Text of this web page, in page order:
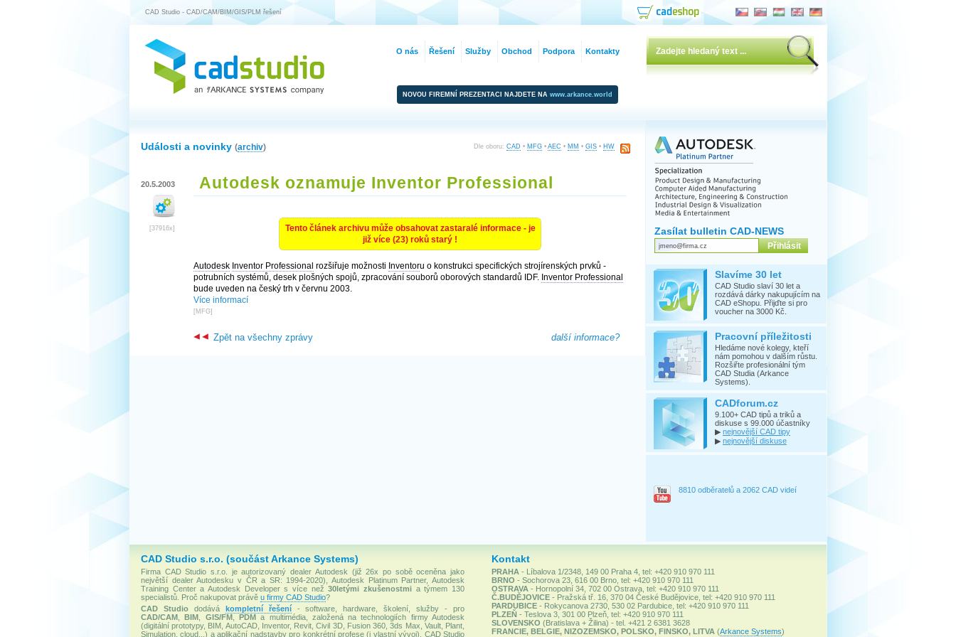
CAD Studio - CAD/CAM/BIM/GIS/PLM řešení
NOVOU FIREMNÍ PREZENTACI NAJDETE NA www.arkance.world
Dle oboru: CAD • MFG • AEC • MM • GIS • HW
Události a novinky (archiv)
20.5.2003
[37916x]
Autodesk oznamuje Inventor Professional
Tento článek archivu může obsahovat zastaralé informace - je
již více (23) roků starý !
Autodesk Inventor Professional rozšiřuje možnosti Inventoru o konstrukci specifických strojírenských prvků -
potrubních systémů, desek plošných spojů, zpracování souborů oborových standardů IDF. Inventor Professional
bude uveden na český trh v červnu 2003.
Více informací
[ MFG]
další informace?
Zpět na všechny zprávy
Zasílat bulletin CAD-NEWS
Slavíme 30 let
CAD Studio slaví 30 let a
rozdává dárky nakupujícím na
CAD eShopu. Přijďte si pro
voucher na 3000 Kč.
Pracovní příležitosti
Hledáme nové kolegy, kteří
nám pomohou v dalším růstu.
Rozšiřte profesionální tým
CAD Studia (Arkance
Systems).
CADforum.cz
9.100+ CAD tipů a triků a
diskuse s 99.000 účastníky
▶ nejnovější CAD tipy
▶ nejnovější diskuse
8810 odběratelů a 2062 CAD videí
CAD Studio s.r.o. (součást Arkance Systems)
Firma CAD Studio s.r.o. je autorizovaný dealer Autodesk (již 26x po sobě oceněna jako
největší dealer Autodesku v ČR a SR: 1994-2020), Autodesk Platinum Partner, Autodesk
Training Center a Autodesk Developer s více než30letými zkušenostmi a týmem 130
specialistů. Proč nakupovat právě u firmy CAD Studio?
CAD Studiododává kompletní řešení- software, hardware, školení, služby - pro
CAD/CAM ,BIM GIS/FM, PDMa multimédia, založená na technologiích firmy Autodesk
(digitální prototypy, BIM, AutoCAD, Inventor, Revit, Civil 3D, Fusion 360, 3ds Max, Vault, Plant,
Simulation, cloud...) a aplikační nadstavby pro konkrétní profese (i vlastní vývoj). CAD Studio
Kontakt
PRAHA - Líbalova 1/2348, 149 00 Praha 4, tel: +420 910 970 111
BRNO - Sochorova 23, 616 00 Brno, tel: +420 910 970 111
OSTRAVA - Hornopolní 34, 702 00 Ostrava, tel: +420 910 970 111
Č.BUDĚJOVICE- Pražská tř. 16, 370 04 České Budějovice, tel: +420 910 970 111
PARDUBICE- Rokycanova 2730, 530 02 Pardubice, tel: +420 910 970 111
PLZEŇ- Teslova 3, 301 00 Plzeň, tel: +420 910 970 111
SLOVENSKO (Bratislava + Žilina) - tel. +421 2 6381 3628
FRANCIE, BELGIE, NIZOZEMSKO, POLSKO, FINSKO, LITVA (Arkance Systems)
O nás Řešení Služby Obchod Podpora Kontakty